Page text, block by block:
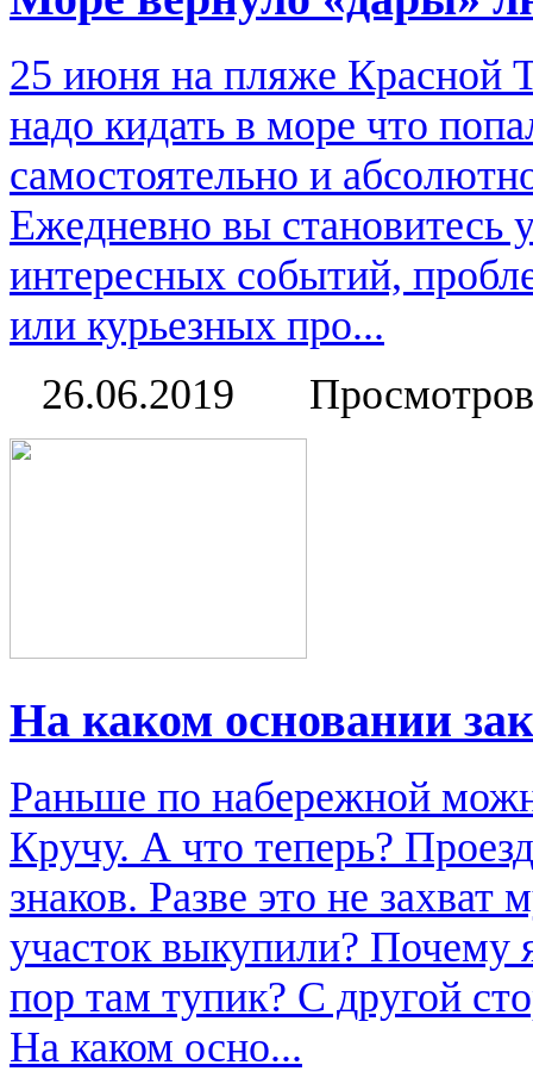
25 июня на пляже Красной
надо кидать в море что
самостоятельно и
Ежедневно вы становитесь
интересных событий,
или курьезных про...
26.06.2019
На каком основании
Раньше по набережной
Кручу. А что теперь?
знаков. Разве это не
участок выкупили? Почему
пор там тупик? С другой
На каком осно...